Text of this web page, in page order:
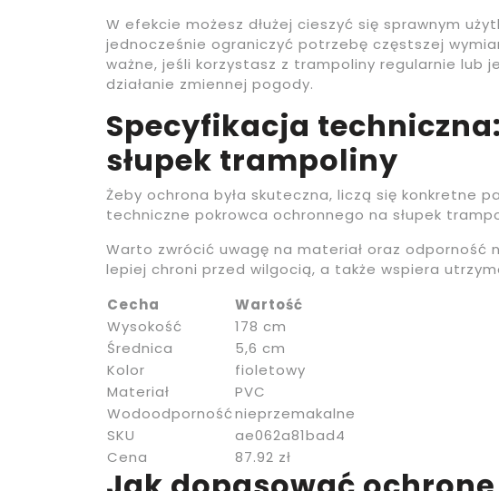
W efekcie możesz dłużej cieszyć się sprawnym
jednocześnie ograniczyć potrzebę częstszej
ważne, jeśli korzystasz z trampoliny regularnie lub
działanie zmiennej pogody.
Specyfikacja
słupek trampoliny
Żeby ochrona była skuteczna, liczą się konkretne
techniczne pokrowca ochronnego na słupek
Warto zwrócić uwagę na materiał oraz odporność
lepiej chroni przed wilgocią, a także wspiera
Cecha
Wartość
Wysokość
178 cm
Średnica
5,6 cm
Kolor
fioletowy
Materiał
PVC
Wodoodpornośćnieprzemakalne
SKU
ae062a81bad4
Cena
87.92 zł